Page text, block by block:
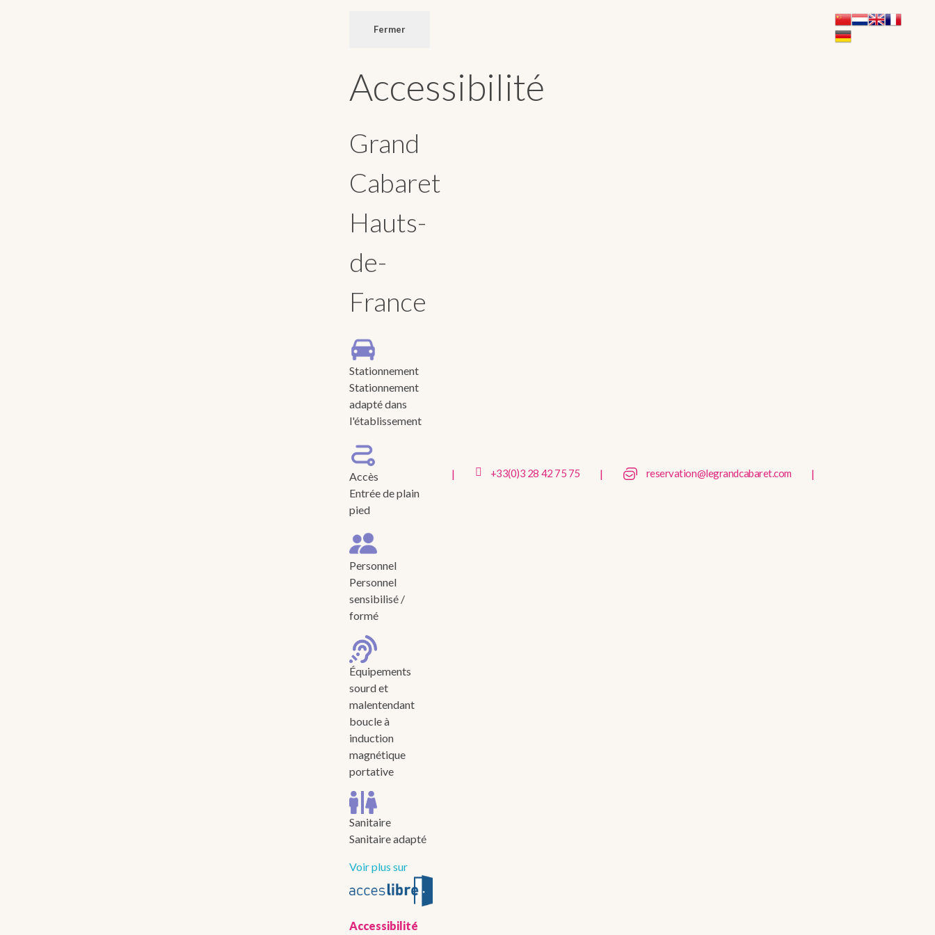
Fermer
Accessibilité
Grand
Cabaret
Hauts-
de-
France
Stationnement
Stationnement
adapté dans
l'établissement
Accès
Entrée de plain
pied
Personnel
Personnel
sensibilisé /
formé
Équipements
sourd et
malentendant
boucle à
induction
magnétique
portative
Sanitaire
Sanitaire adapté
Voir plus sur
Accessibilité
| +33(0)3 28 42 75 75 | reservation@legrandcabaret.com |